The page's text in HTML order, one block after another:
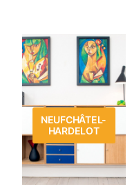
NEUFCHÂTEL-
HARDELOT